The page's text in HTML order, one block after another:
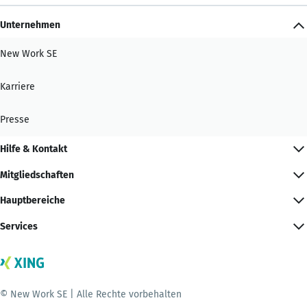
Unternehmen
New Work SE
Karriere
Presse
Hilfe & Kontakt
Mitgliedschaften
Hauptbereiche
Services
© New Work SE | Alle Rechte vorbehalten